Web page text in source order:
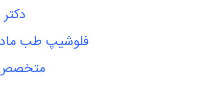
فلوشیپ طب
متخصص